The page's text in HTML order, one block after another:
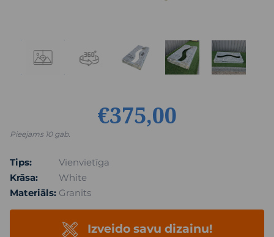
€375,00
Pieejams 10 gab.
Tips:
Vienvietīga
Krāsa:
White
Materiāls: Granīts
Izveido savu dizainu!